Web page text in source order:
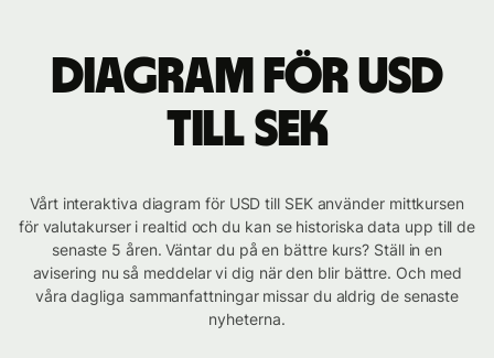
Diagram för USD
till SEK
Vårt interaktiva diagram för USD till SEK använder mittkursen
för valutakurser i realtid och du kan se historiska data upp till de
senaste 5 åren. Väntar du på en bättre kurs? Ställ in en
avisering nu så meddelar vi dig när den blir bättre. Och med
våra dagliga sammanfattningar missar du aldrig de senaste
nyheterna.